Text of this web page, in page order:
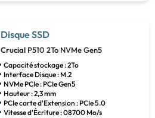
Disque SSD
Crucial P510 2To NVMe Gen5
Capacité stockage : 2To
Interface Disque : M.2
NVMe PCIe : PCIe Gen5
Hauteur : 2,3 mm
PCIe carte d'Extension : PCIe 5.0
Vitesse d'Écriture : 08700 Mo/s